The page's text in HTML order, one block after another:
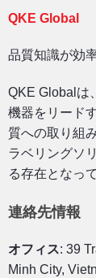
QKE Global
品質知識が効
QKE Globalは
機器をリード
質への取り組
ラベリングソ
る存在となっ
連絡先情報
オフィス: 39
Minh City,